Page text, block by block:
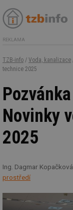
REKLAMA
TZB-info / Voda, kanalizace
technice 2025
Novinky
2025
Ing. Dagmar
prostředí